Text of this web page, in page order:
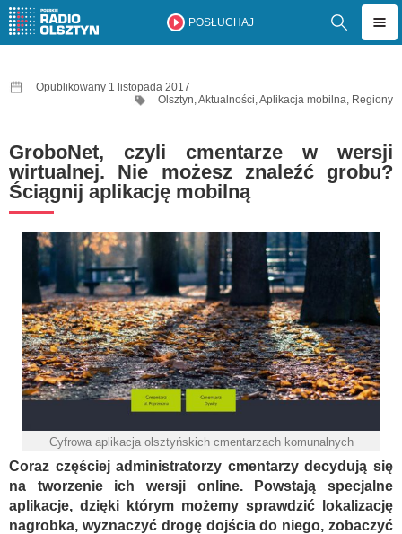
POSŁUCHAJ
Opublikowany 1 listopada 2017
Olsztyn,Aktualności,Aplikacja mobilna, Regiony
GroboNet, czyli cmentarze w wersji
wirtualnej. Nie możesz znaleźć grobu?
Ściągnij aplikację mobilną
Cyfrowa aplikacja olsztyńskich cmentarzach komunalnych
Coraz częściej administratorzy cmentarzy decydują się
na tworzenie ich wersji online. Powstają specjalne
aplikacje, dzięki którym możemy sprawdzić lokalizację
nagrobka, wyznaczyć drogę dojścia do niego, zobaczyć